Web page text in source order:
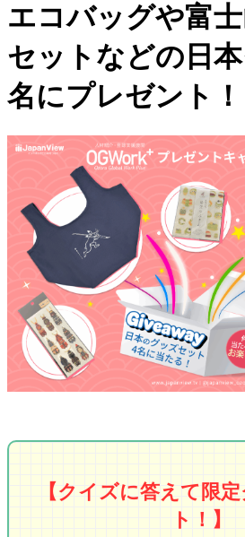
エコバッグや富
セットなどの日
名にプレゼント！
【クイズに答えて限
ト！】